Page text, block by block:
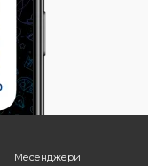
Месенджери